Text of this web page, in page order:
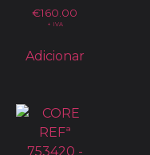
€160.00
+ IVA
Adicionar